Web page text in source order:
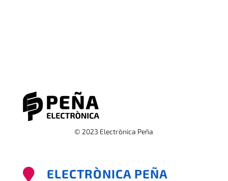
© 2023 Electrònica Peña
 ELECTRÒNICA PEÑA